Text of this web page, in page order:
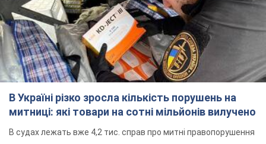
В Україні різко зросла кількість порушень на
митниці: які товари на сотні мільйонів вилучено
В судах лежать вже 4,2 тис. справ про митні правопорушення